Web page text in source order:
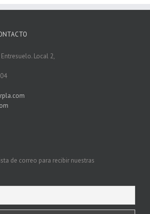
Local 2,
de correo para recibir nuestras